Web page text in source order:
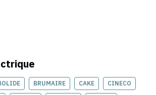
BRUMAIRE CAKE CINECO